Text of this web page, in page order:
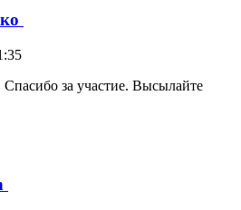
Спасибо за участие. Высылайте